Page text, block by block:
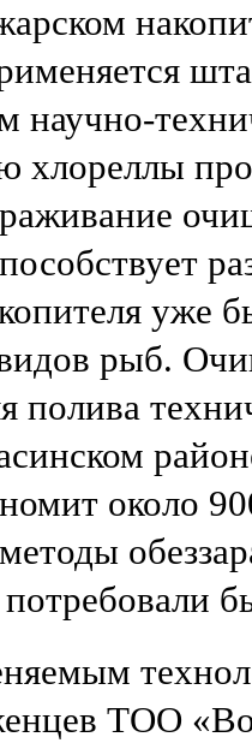
научно-
уже
рыб.
полива
около
ТОО